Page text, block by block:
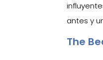
antes y
The